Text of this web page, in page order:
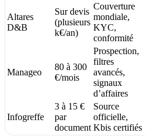
Altares
D&B
Sur devis
(plusieurs
k€/an)
Couverture
mondiale,
KYC,
conformité
Manageo
80 à 300
€/mois
Prospection,
filtres
avancés,
signaux
d’affaires
Infogreffe
3 à 15 €
par
document
Source
officielle,
Kbis certifiés